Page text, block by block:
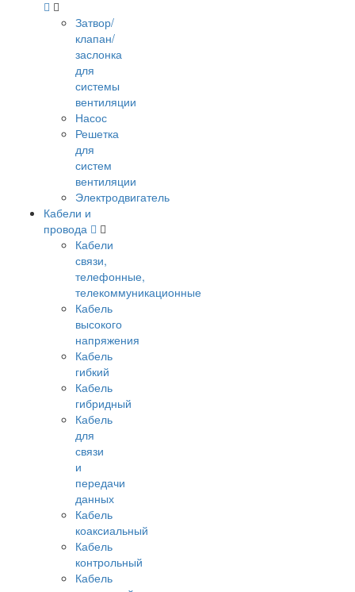
Затвор/
клапан/
заслонка
для
системы
вентиляции
Насос
Решетка
для
систем
вентиляции
Электродвигатель
Кабели и
провода
Кабели
связи,
телефонные,
телекоммуникационные
Кабель
высокого
напряжения
Кабель
гибкий
Кабель
гибридный
Кабель
для
связи
и
передачи
данных
Кабель
коаксиальный
Кабель
контрольный
Кабель